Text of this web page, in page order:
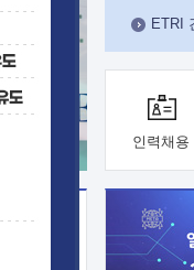
행정본부
대외협력부
ETRI
인력채용